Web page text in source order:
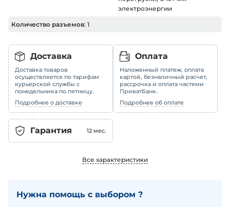
Доставка
Доставка товаров
осуществляется по тарифам
курьерской службы с
понедельника по пятницу.
Подробнее о доставке
Оплата
Наложенный платеж, оплата
картой, безналичный расчет,
рассрочка и оплата частями
ПриватБанк.
Подробнее об оплате
Гарантия 12 мес.
электроэнергии
Количество разъемов: 1
Все характеристики
Нужна помощь с выбором ?